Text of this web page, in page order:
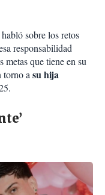
sobre los retos
responsabilidad
metas que tiene en su
torno asu hija